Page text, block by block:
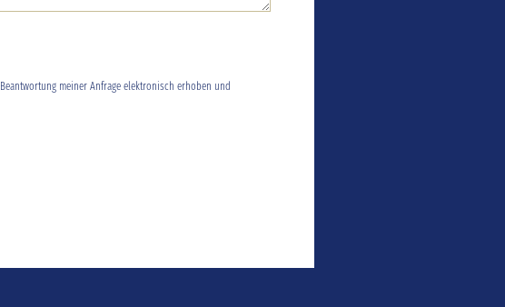
meiner Anfrage elektronisch erhoben und